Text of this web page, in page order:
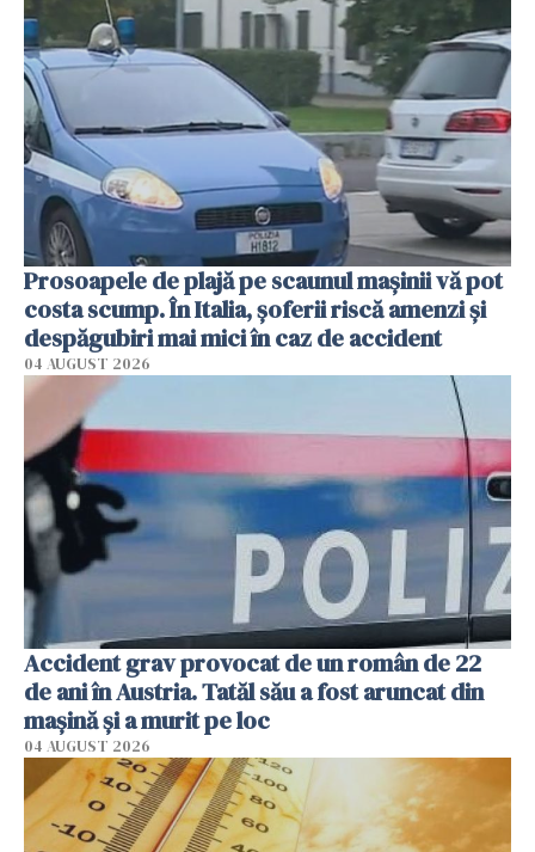
Prosoapele de plajă pe scaunul mașinii vă pot
costa scump. În Italia, șoferii riscă amenzi și
despăgubiri mai mici în caz de accident
04 AUGUST 2026
Accident grav provocat de un român de 22
de ani în Austria. Tatăl său a fost aruncat din
mașină și a murit pe loc
04 AUGUST 2026